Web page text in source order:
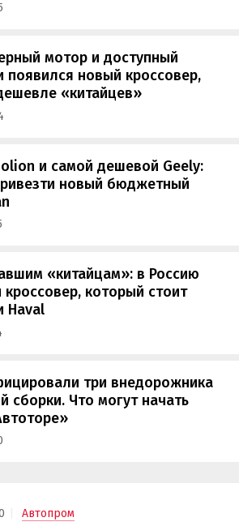
мотор и доступный
появился новый кроссовер,
«китайцев»
и самой дешевой Geely:
новый бюджетный
«китайцам»: в Россию
который стоит
Haval
три внедорожника
сборки. Что могут начать
Автопром